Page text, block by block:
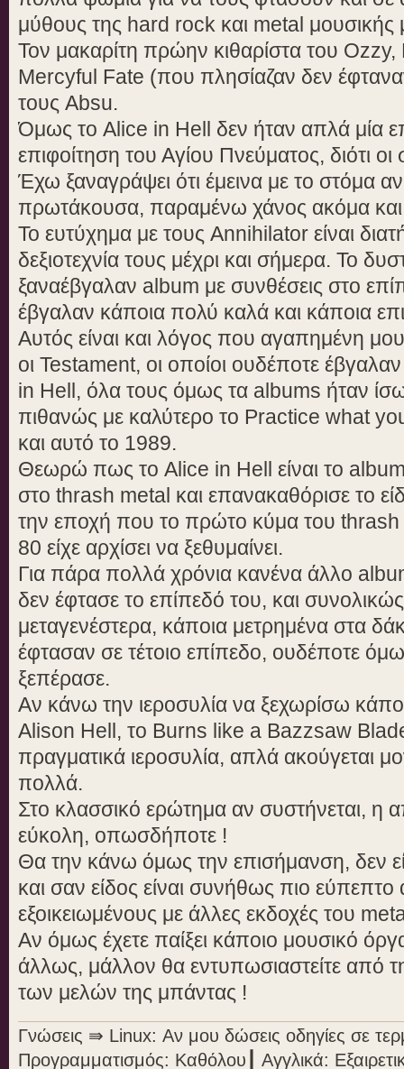
μύθους της hard rock και metal
Τον μακαρίτη πρώην κιθαρίστα του
Mercyful Fate (που πλησίαζαν δεν
τους Absu.
Όμως το Alice in Hell δεν ήταν απλά μία
επιφοίτηση του Αγίου Πνεύματος, διότι οι
Έχω ξαναγράψει ότι έμεινα με το στόμα
πρωτάκουσα, παραμένω χάνος ακόμα
Το ευτύχημα με τους Annihilator είναι
δεξιοτεχνία τους μέχρι και σήμερα. Το
ξαναέβγαλαν album με συνθέσεις στο
έβγαλαν κάποια πολύ καλά και κάποια
Αυτός είναι και λόγος που αγαπημένη
οι Testament, οι οποίοι ουδέποτε
in Hell, όλα τους όμως τα albums ήταν
πιθανώς με καλύτερο το Practice what
και αυτό το 1989.
Θεωρώ πως το Alice in Hell είναι το
στο thrash metal και επανακαθόρισε το
την εποχή που το πρώτο κύμα του thrash
80 είχε αρχίσει να ξεθυμαίνει.
Για πάρα πολλά χρόνια κανένα άλλο
δεν έφτασε το επίπεδό του, και
μεταγενέστερα, κάποια μετρημένα στα
έφτασαν σε τέτοιο επίπεδο, ουδέποτε
ξεπέρασε.
Αν κάνω την ιεροσυλία να ξεχωρίσω
Alison Hell, το Burns like a Bazzsaw
πραγματικά ιεροσυλία, απλά ακούγεται
πολλά.
Στο κλασσικό ερώτημα αν συστήνεται, η
εύκολη, οπωσδήποτε !
Θα την κάνω όμως την επισήμανση, δεν
και σαν είδος είναι συνήθως πιο
εξοικειωμένους με άλλες εκδοχές του
Αν όμως έχετε παίξει κάποιο μουσικό
άλλως, μάλλον θα εντυπωσιαστείτε από
των μελών της μπάντας !
Γνώσεις ⇛ Linux: Αν μου δώσεις οδηγίες σε
Προγραμματισμός: Καθόλου┃ Αγγλικά: